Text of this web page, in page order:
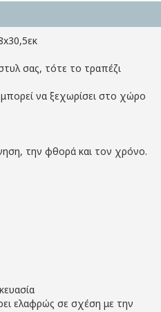
σας, τότε το τραπέζι
μπορεί να ξεχωρίσει στο χώρο
την φθορά και τον χρόνο.
ελαφρώς σε σχέση με την